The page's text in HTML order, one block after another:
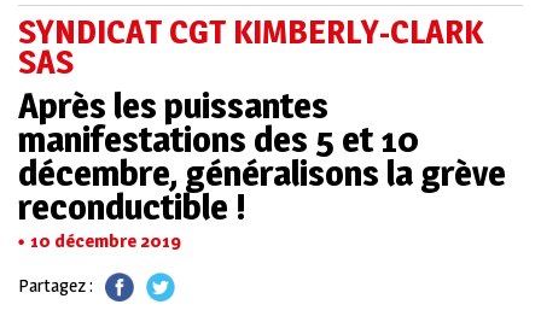
SYNDICAT CGT KIMBERLY-CLARK
SAS
Après les puissantes
manifestations des 5 et 10
décembre, généralisons la grève
reconductible !
10 décembre 2019
Partagez :